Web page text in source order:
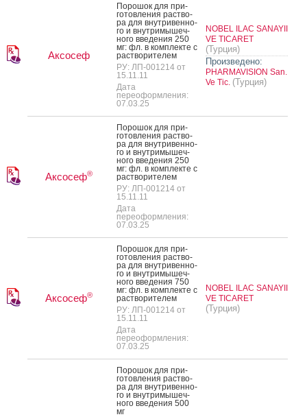
Аксосеф
По­рошок для при­
готов­ле­ния рас­тво­
ра для внут­ри­вен­но­
го и внут­ри­мышеч­
но­го вве­дения 250
мг: фл. в ком­плек­те с
рас­тво­рите­лем
РУ: ЛП-001214 от
15.11.11
Дата
переоформления:
07.03.25
NOBEL ILAC SANAYII
VE TICARET
(Турция)
Произведено:
PHARMAVISION San.
Ve Tic. (Турция)
Аксосеф®
По­рошок для при­
готов­ле­ния рас­тво­
ра для внут­ри­вен­но­
го и внут­ри­мышеч­
но­го вве­дения 250
мг: фл. в ком­плек­те с
рас­тво­рите­лем
РУ: ЛП-001214 от
15.11.11
Дата
переоформления:
07.03.25
Аксосеф®
По­рошок для при­
готов­ле­ния рас­тво­
ра для внут­ри­вен­но­
го и внут­ри­мышеч­
но­го вве­дения 750
мг: фл. в ком­плек­те с
рас­тво­рите­лем
РУ: ЛП-001214 от
15.11.11
Дата
переоформления:
07.03.25
NOBEL ILAC SANAYII
VE TICARET
(Турция)
По­рошок для при­
готов­ле­ния рас­тво­
ра для внут­ри­вен­но­
го и внут­ри­мышеч­
но­го вве­дения 500
мг